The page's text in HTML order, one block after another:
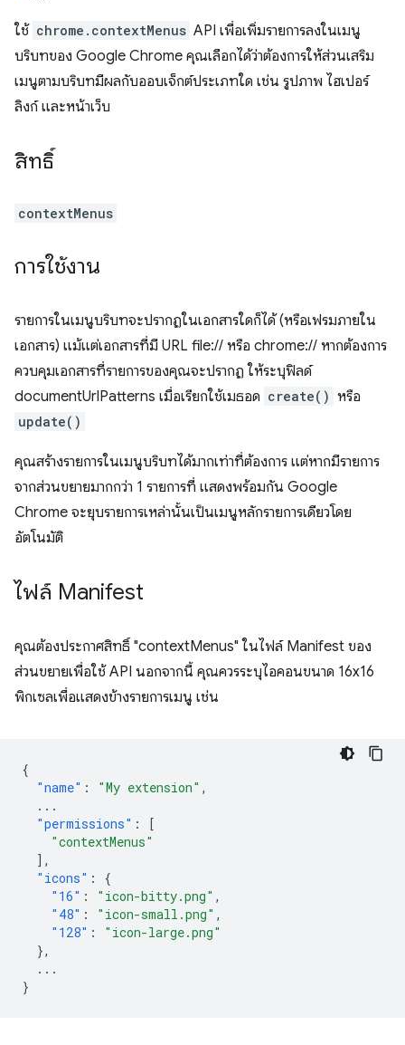
ใช้ chrome.contextMenus API เพื่อเพิ่มรายการลงในเมนู
บริบทของ Google Chrome คุณเลือกได้ว่าต้องการให้ส่วนเสริม
เมนูตามบริบทมีผลกับออบเจ็กต์ประเภทใด เช่น รูปภาพ ไฮเปอร์
ลิงก์ และหน้าเว็บ
สิทธิ์
contextMenus
การใช้งาน
รายการในเมนูบริบทจะปรากฏในเอกสารใดก็ได้ (หรือเฟรมภายใน
เอกสาร) แม้แต่เอกสารที่มี URL file:// หรือ chrome:// หากต้องการ
ควบคุมเอกสารที่รายการของคุณจะปรากฏ ให้ระบุฟิลด์
documentUrlPatterns เมื่อเรียกใช้เมธอด create() หรือ
update()
คุณสร้างรายการในเมนูบริบทได้มากเท่าที่ต้องการ แต่หากมีรายการ
จากส่วนขยายมากกว่า 1 รายการที่ แสดงพร้อมกัน Google
Chrome จะยุบรายการเหล่านั้นเป็นเมนูหลักรายการเดียวโดย
อัตโนมัติ
ไฟล์ Manifest
คุณต้องประกาศสิทธิ์ "contextMenus" ในไฟล์ Manifest ของ
ส่วนขยายเพื่อใช้ API นอกจากนี้ คุณควรระบุไอคอนขนาด 16x16
พิกเซลเพื่อแสดงข้างรายการเมนู เช่น
{
"name" : "My extension" ,
...
"permissions" :
[
"contextMenus"
],
"icons" :
{
"16" : "icon-bitty.png" ,
"48" : "icon-small.png" ,
"128" :
"icon-large.png"
},
...
}